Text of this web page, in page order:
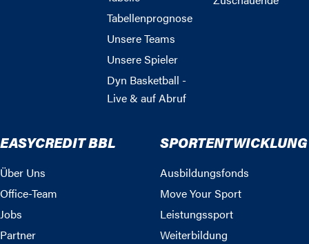
Tabellenprognose
Unsere Teams
Unsere Spieler
Dyn Basketball -
Live & auf Abruf
EASYCREDIT BBL
Über Uns
Office-Team
Jobs
Partner
SPORTENTWICKLUNG
Ausbildungsfonds
Move Your Sport
Leistungssport
Weiterbildung